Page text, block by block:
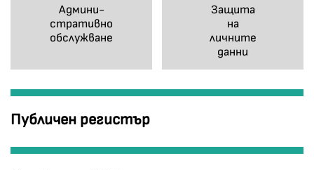
Админи-
стративно
обслужване
Защита
на
личните
данни
Публичен регистър